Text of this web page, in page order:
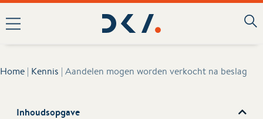
Home | Kennis | Aandelen mogen worden verkocht na beslag
Inhoudsopgave